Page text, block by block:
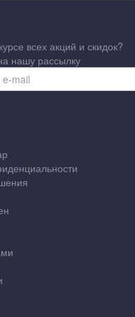
всех акций и скидок?
нашу рассылку